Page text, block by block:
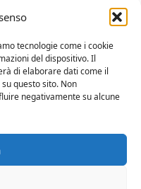
tecnologie come i cookie
del dispositivo. Il
di elaborare dati come il
questo sito. Non
negativamente su alcune